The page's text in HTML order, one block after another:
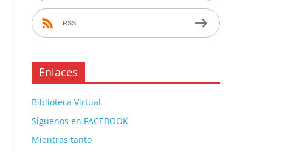
RSS
Enlaces
Biblioteca Virtual
Síguenos en FACEBOOK
Mientras tanto